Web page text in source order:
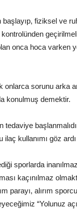
başlayıp, fiziksel ve
onca hoca varken
onlarca sorunu arka
konulmuş demektir.
tedaviye
kullanımı göz
sporlarda
kaçınılmaz
parayı, alırım
“Yolunuz